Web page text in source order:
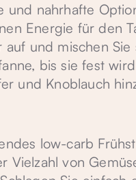
nahrhafte
Energie für den
und mischen
bis sie fest
und Knoblauch
low-carb
Vielzahl von